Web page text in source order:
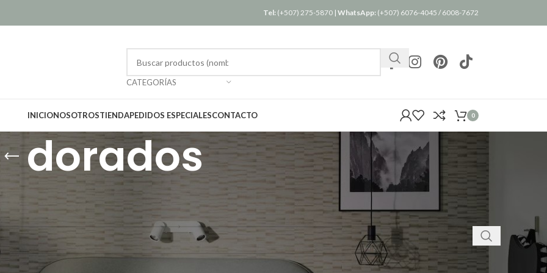
Tel: (+507) 275-5870 | WhatsApp: (+507) 6076-4045 /6008-7672
CATEGORÍAS
INICIONOSOTROSTIENDAPEDIDOS ESPECIALESCONTACTO 0
dorados